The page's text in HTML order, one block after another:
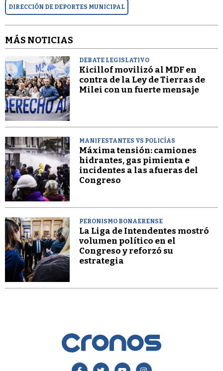
DIRECCIÓN DE DEPORTES MUNICIPAL
MÁS NOTICIAS
DEBATE LEGISLATIVO
Kicillof movilizó al MDF en
contra de la Ley de Tierras de
Milei con un fuerte mensaje
MANIFESTANTES VS POLICÍAS
Máxima tensión: camiones
hidrantes, gas pimienta e
incidentes a las afueras del
Congreso
PERONISMO BONAERENSE
La Liga de Intendentes mostró
volumen político en el
Congreso y reforzó su
estrategia